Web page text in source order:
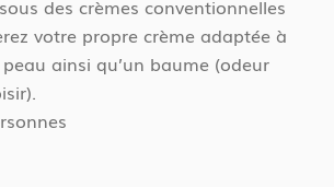
des crèmes conventionnelles
votre propre crème adaptée à
ainsi qu’un baume (odeur